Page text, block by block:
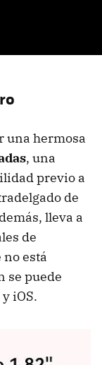
una hermosa
, una
previo a
de
lleva a
de
está
se puede
iOS.